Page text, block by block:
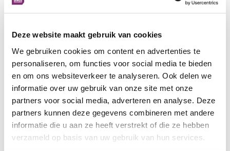
Deze website maakt gebruik van cookies
We gebruiken cookies om content en advertenties te
personaliseren, om functies voor social media te bieden
en om ons websiteverkeer te analyseren. Ook delen we
informatie over uw gebruik van onze site met onze
partners voor social media, adverteren en analyse. Deze
partners kunnen deze gegevens combineren met andere
informatie die u aan ze heeft verstrekt of die ze hebben
verzameld op basis van uw gebruik van hun services.
overkomen en de aandacht trekken tussen de concurrentie.
Of je nu take away verpakkingen,groente- en
en magnetronverpakkingen, disposablesof lunchboxen
nodig hebt: samen zorgen we voor een lekker fris ontwerp.
Zit volgens jou de kracht toch in de eenvoud? Geen
probleem, we maken ook onbedrukte kartonnen
verpakkingen, die vaak zelfs meteen uit voorraad leverbaar
zijn.